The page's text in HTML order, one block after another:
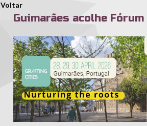
Voltar
Guimarães acolhe
en_af-2026-official-visual-